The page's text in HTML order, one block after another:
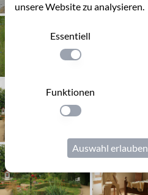
unsere Website zu analysieren.
Essentiell
Einstellung anwenden
Funktionen
Einstellung anwenden
Auswahl erlauben